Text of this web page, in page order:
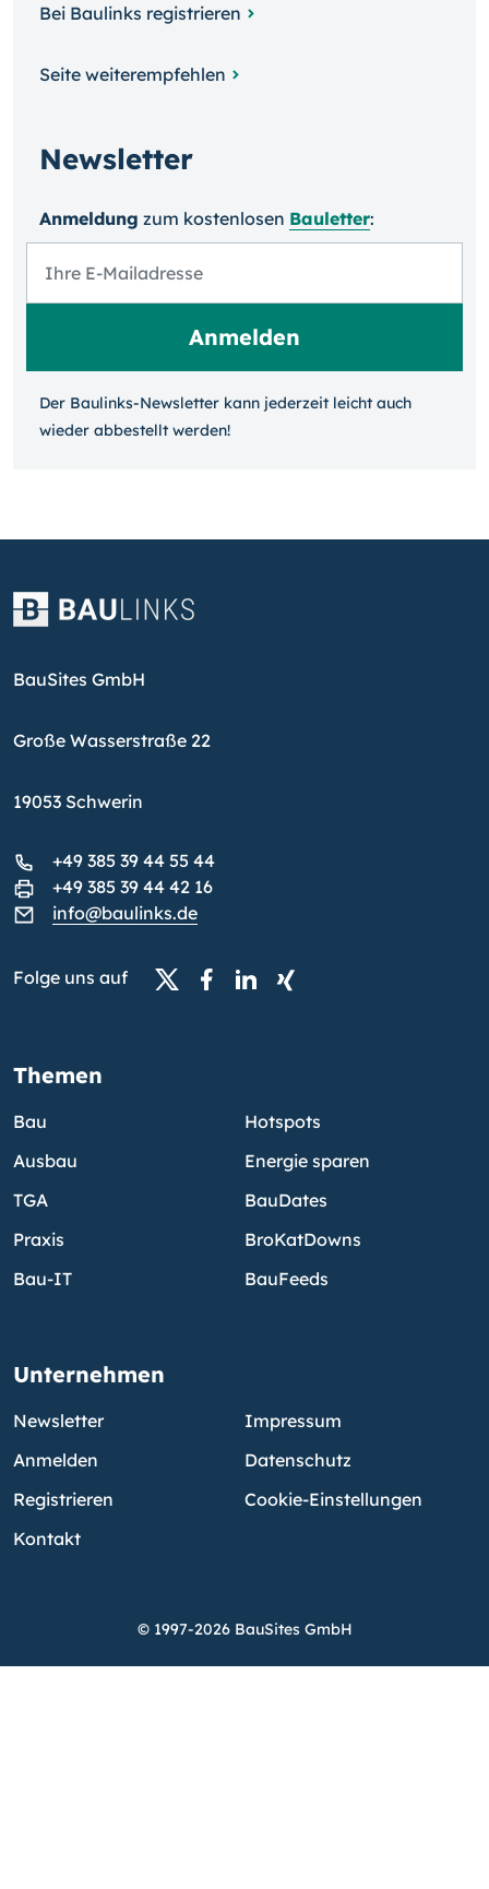
Bei Baulinks registrieren
Seite weiterempfehlen
Newsletter
Anmeldung zum kosten­losen Bauletter:
Der Baulinks-Newsletter kann jeder­zeit leicht auch
wieder ab­bestellt werden!
BauSites GmbH
Große Wasserstraße 22
19053 Schwerin
+49 385 39 44 55 44
+49 385 39 44 42 16
info@baulinks.de
Folge uns auf
Themen
Bau
Ausbau
TGA
Praxis
Bau-IT
Hotspots
Energie sparen
BauDates
BroKatDowns
BauFeeds
Unternehmen
Newsletter
Anmelden
Registrieren
Kontakt
Impressum
Datenschutz
Cookie-Einstellungen
© 1997-2026 BauSites GmbH